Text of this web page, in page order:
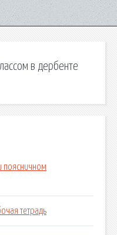
в дербенте
поясничном
тетрадь